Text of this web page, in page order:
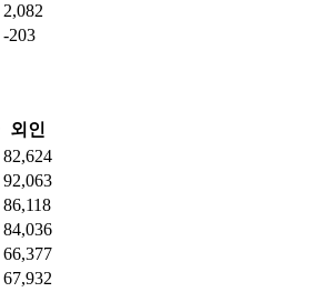
2,082
-203
외인
82,624
92,063
86,118
84,036
66,377
67,932